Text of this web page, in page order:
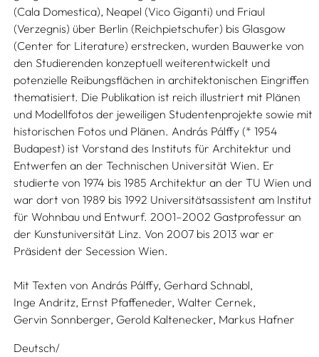
(Cala Domestica), Neapel (Vico Giganti) und Friaul
(Verzegnis) über Berlin (Reichpietschufer) bis Glasgow
(Center for Literature) erstrecken, wurden Bauwerke von
den Studierenden konzeptuell weiterentwickelt und
potenzielle Reibungsflächen in architektonischen Eingriffen
thematisiert. Die Publikation ist reich illustriert mit Plänen
und Modellfotos der jeweiligen Studentenprojekte sowie mit
historischen Fotos und Plänen. András Pálffy (* 1954
Budapest) ist Vorstand des Instituts für Architektur und
Entwerfen an der Technischen Universität Wien. Er
studierte von 1974 bis 1985 Architektur an der TU Wien und
war dort von 1989 bis 1992 Universitätsassistent am Institut
für Wohnbau und Entwurf. 2001–2002 Gastprofessur an
der Kunstuniversität Linz. Von 2007 bis 2013 war er
Präsident der Secession Wien.
Mit Texten von András Pálffy, Gerhard Schnabl,
Inge Andritz, Ernst Pfaffeneder, Walter Cernek,
Gervin Sonnberger, Gerold Kaltenecker, Markus Hafner
Deutsch/